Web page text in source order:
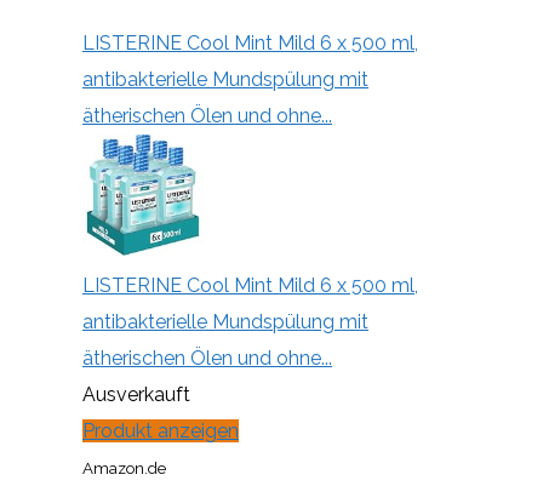
LISTERINE Cool Mint Mild 6 x 500 ml,
antibakterielle Mundspülung mit
ätherischen Ölen und ohne...
LISTERINE Cool Mint Mild 6 x 500 ml,
antibakterielle Mundspülung mit
ätherischen Ölen und ohne...
Ausverkauft
Produkt anzeigen
Amazon.de